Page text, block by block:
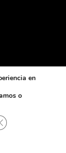
en
o
el banner de